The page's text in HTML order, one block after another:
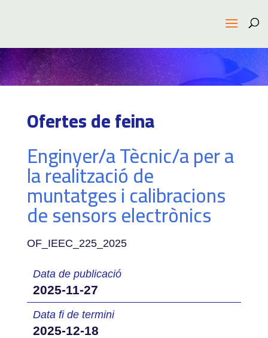
Ofertes de feina
Enginyer/a Tècnic/a per a
la realització de
muntatges i calibracions
de sensors electrònics
OF_IEEC_225_2025
Data de publicació
2025-11-27
Data fi de termini
2025-12-18